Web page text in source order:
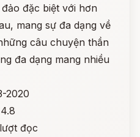
đặc biệt với hơn
mang sự đa dạng về
câu chuyện thần
đa dạng mang nhiều
2020
4.8
đọc